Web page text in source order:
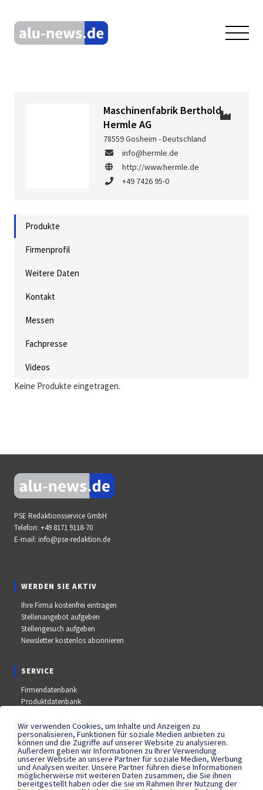
Maschinenfabrik Berthold
Hermle AG
78559 Gosheim - Deutschland
info@hermle.de
http://www.hermle.de
+49 7426 95-0
Produkte
Firmenprofil
Weitere Daten
Kontakt
Messen
Fachpresse
Videos
Keine Produkte eingetragen.
PSE Redaktionsservice GmbH
Telefon: +49 8171 9118-70
E-mail: info@pse-redaktion.de
WERDEN SIE AKTIV
Ihre Firma kostenfrei eintragen
Stellenangebot aufgeben
Stellengesuch aufgeben
Newsletter kostenlos abonnieren
SERVICE
Firmendatenbank
Produktdatenbank
Aus- und Weiterbildungsdatenbank
Messe- und Kongressdatenbank
SOCIAL MEDIA
YouTube
Wir verwenden Cookies, um Inhalte und Anzeigen zu
personalisieren, Funktionen für soziale Medien anbieten zu
können und die Zugriffe auf unserer Website zu analysieren.
Außerdem geben wir Informationen zu Ihrer Verwendung
unserer Website an unsere Partner für soziale Medien, Werbung
und Analysen weiter. Unsere Partner führen diese Informationen
möglicherweise mit weiteren Daten zusammen, die Sie ihnen
bereitgestellt haben oder die sie im Rahmen Ihrer Nutzung der